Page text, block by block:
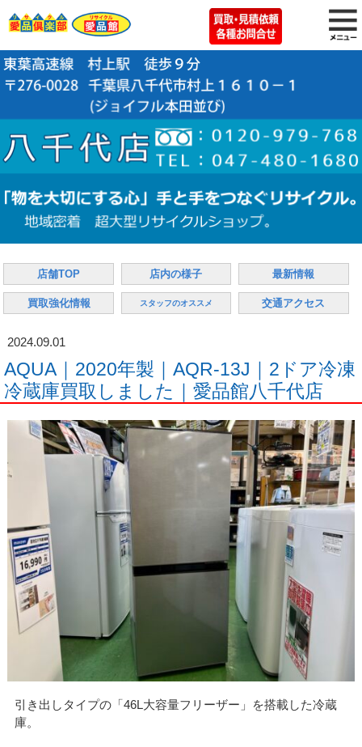
店舗TOP 店内の様子 最新情報
買取強化情報 スタッフのオススメ 交通アクセス
2024.09.01
AQUA｜2020年製｜AQR-13J｜2ドア冷凍
冷蔵庫買取しました｜愛品館八千代店
引き出しタイプの「46L大容量フリーザー」を搭載した冷蔵
庫。